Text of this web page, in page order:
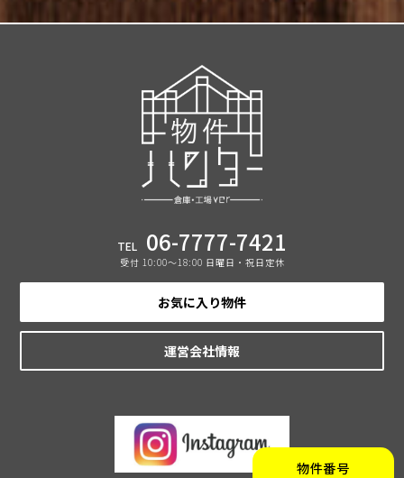
物件番号
TEL 06-7777-7421
受付 10:00〜18:00 日曜日・祝日定休
お気に入り物件
運営会社情報